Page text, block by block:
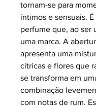
tornam-se para
íntimos e sensuais.
perfume que, ao ser
uma marca. A
apresenta uma
cítricas e flores que
se transforma em
combinação
com notas de rum.